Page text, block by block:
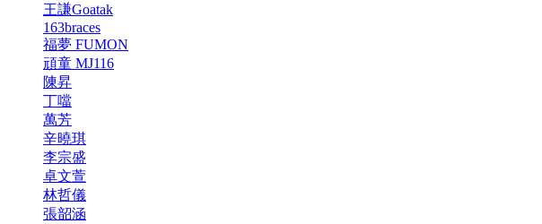
王謙Goatak
163braces
福夢 FUMON
頑童 MJ116
陳昇
丁噹
萬芳
辛曉琪
李宗盛
卓文萱
林哲儀
張韶涵